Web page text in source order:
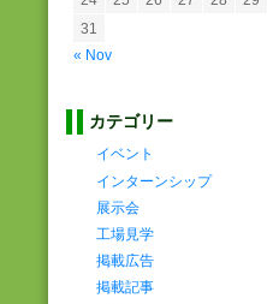
« Nov
31
カテゴリー
イベント
インターンシップ
展示会
工場見学
掲載広告
掲載記事